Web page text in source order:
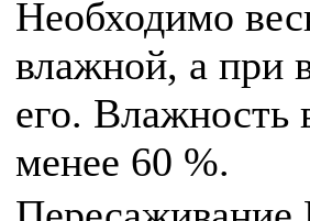
Необходимо
влажной, а при
его. Влажность
менее 60 %.